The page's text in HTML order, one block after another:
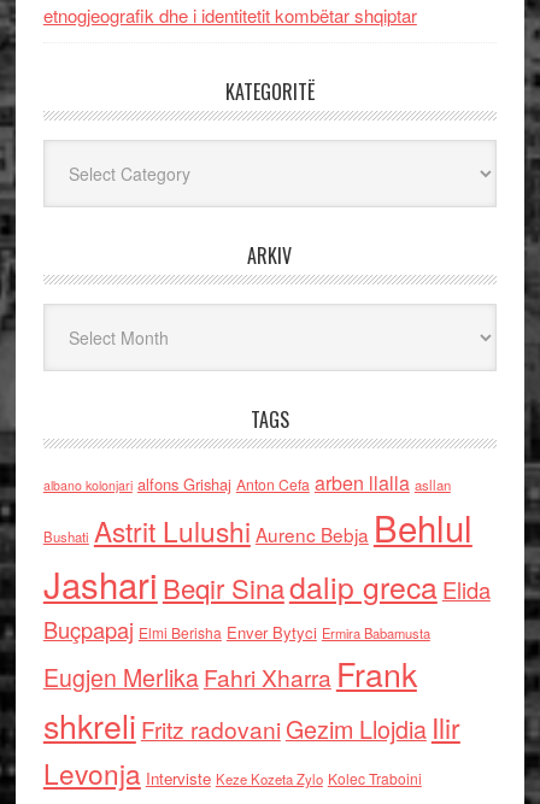
etnogjeografik dhe i identitetit kombëtar shqiptar
KATEGORITË
ARKIV
TAGS
albano kolonjari alfons Grishaj Anton Cefa arben llalla asllan
Bushati Astrit Lulushi Aurenc Bebja Behlul
Jashari Beqir Sinadalip grecaElida
Buçpapaj Elmi Berisha Enver Bytyci Ermira Babamusta
Eugjen MerlikaFahri Xharra Frank
shkreli Fritz radovaniGezim Llojdia Ilir
Levonja Interviste Keze Kozeta Zylo Kolec Traboini